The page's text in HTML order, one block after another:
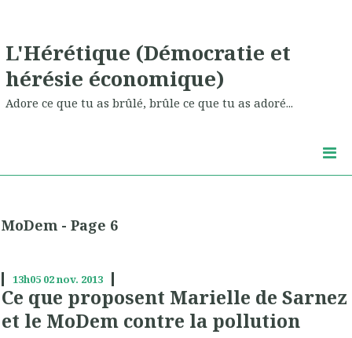
L'Hérétique (Démocratie et
hérésie économique)
Adore ce que tu as brûlé, brûle ce que tu as adoré...
MoDem - Page 6
13h05 02nov. 2013
Ce que proposent Marielle de Sarnez
et le MoDem contre la pollution